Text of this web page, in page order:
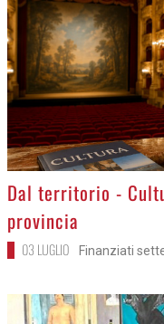
>
Dal territorio -
provincia
03 LUGLIO Finanziati